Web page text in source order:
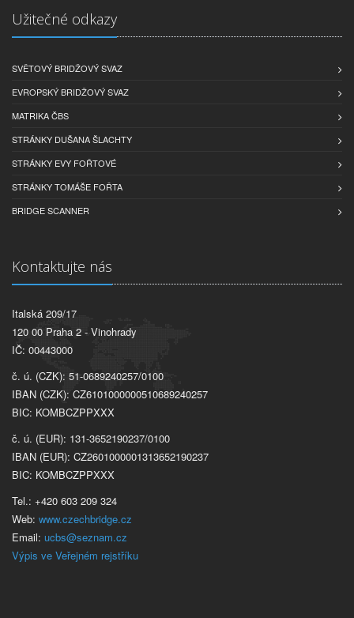
Užitečné odkazy
SVĚTOVÝ BRIDŽOVÝ SVAZ
EVROPSKÝ BRIDŽOVÝ SVAZ
MATRIKA ČBS
STRÁNKY DUŠANA ŠLACHTY
STRÁNKY EVY FOŘTOVÉ
STRÁNKY TOMÁŠE FOŘTA
BRIDGE SCANNER
Kontaktujte nás
Italská 209/17
120 00 Praha 2 - Vinohrady
IČ: 00443000
č. ú. (CZK): 51-0689240257/0100
IBAN (CZK): CZ6101000000510689240257
BIC: KOMBCZPPXXX
č. ú. (EUR): 131-3652190237/0100
IBAN (EUR): CZ2601000001313652190237
BIC: KOMBCZPPXXX
Tel.: +420 603 209 324
Web: www.czechbridge.cz
Email: ucbs@seznam.cz
Výpis ve Veřejném rejstříku